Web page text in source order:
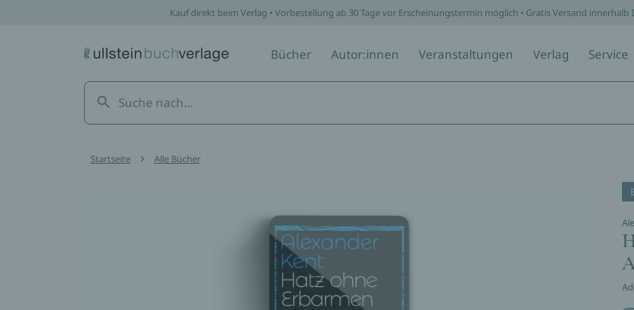
Kauf direkt beim Verlag • Vorbestellung ab 30 Tage vor Erscheinungstermin möglich • Gratis Versand innerhalb
Bücher Autor:innen Veranstaltungen Verlag Service
Startseite Alle Bücher